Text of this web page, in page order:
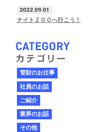
2022.09.01
ナイトＺＯＯへ行こう！
管財のお仕事
社員のお話
ご紹介
業界のお話
その他